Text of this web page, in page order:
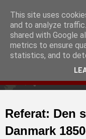
for
Referat: Den
Danmark
This site uses
and to analyze
shared with Google
metrics to ensure
statistics, and to